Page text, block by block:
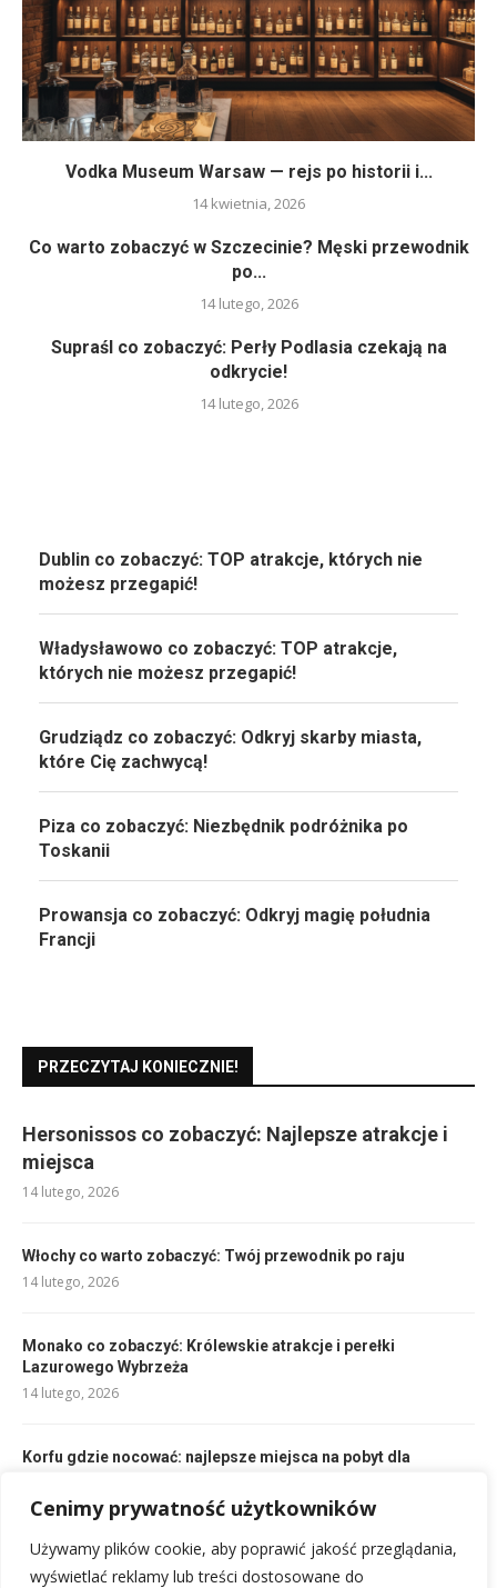
Cenimy prywatność użytkowników
Używamy plików cookie, aby poprawić jakość przeglądania,
wyświetlać reklamy lub treści dostosowane do
Vodka Museum Warsaw — rejs po historii i...
14 kwietnia, 2026
Co warto zobaczyć w Szczecinie? Męski przewodnik
po...
14 lutego, 2026
Supraśl co zobaczyć: Perły Podlasia czekają na
odkrycie!
14 lutego, 2026
Dublin co zobaczyć: TOP atrakcje, których nie
możesz przegapić!
Władysławowo co zobaczyć: TOP atrakcje,
których nie możesz przegapić!
Grudziądz co zobaczyć: Odkryj skarby miasta,
które Cię zachwycą!
Piza co zobaczyć: Niezbędnik podróżnika po
Toskanii
Prowansja co zobaczyć: Odkryj magię południa
Francji
PRZECZYTAJ KONIECZNIE!
Hersonissos co zobaczyć: Najlepsze atrakcje i
miejsca
14 lutego, 2026
Włochy co warto zobaczyć: Twój przewodnik po raju
14 lutego, 2026
Monako co zobaczyć: Królewskie atrakcje i perełki
Lazurowego Wybrzeża
14 lutego, 2026
Korfu gdzie nocować: najlepsze miejsca na pobyt dla
24 lutego, 2026
Gdzie na podróż poślubną? Idealne miejsca dla Was!